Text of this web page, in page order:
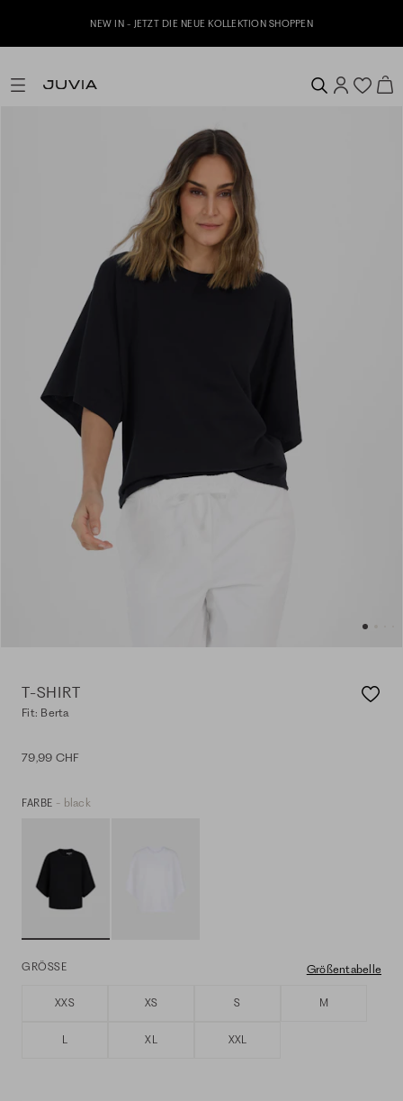
NEW IN - JETZT DIE NEUE KOLLEKTION SHOPPEN
T-SHIRT
Fit: Berta
79,99 CHF
FARBE - black
GRÖSSE Größentabelle
XXS XS S M
L XL XXL